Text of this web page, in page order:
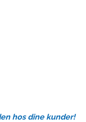
hos dine kunder!